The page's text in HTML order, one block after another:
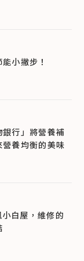
小撇步！
行」將營養補
養均衡的美味
白屋，維修的